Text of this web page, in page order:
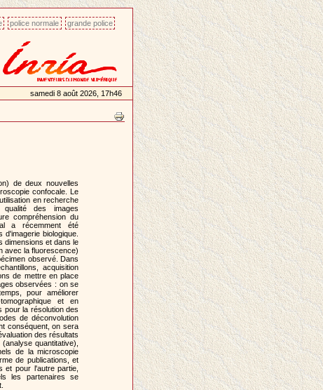
police normale grande police
samedi 8 août 2026, 17h46
de deux nouvelles
confocale. Le
en recherche
des images
compréhension du
a récemment été
biologique.
dimensions et dans le
avec la fluorescence)
observé. Dans
acquisition
de mettre en place
observées : on se
pour améliorer
et en
pour la résolution des
de déconvolution
conséquent, on sera
des résultats
quantitative),
de la microscopie
de publications, et
et pour l'autre partie,
les partenaires se